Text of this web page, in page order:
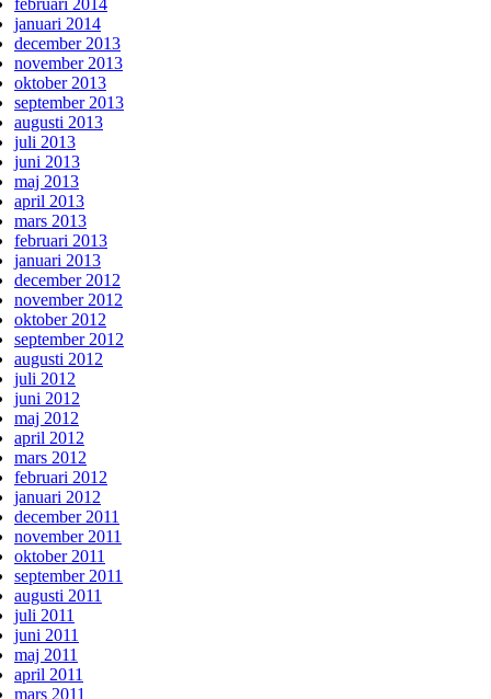
februari 2014
januari 2014
december 2013
november 2013
oktober 2013
september 2013
augusti 2013
juli 2013
juni 2013
maj 2013
april 2013
mars 2013
februari 2013
januari 2013
december 2012
november 2012
oktober 2012
september 2012
augusti 2012
juli 2012
juni 2012
maj 2012
april 2012
mars 2012
februari 2012
januari 2012
december 2011
november 2011
oktober 2011
september 2011
augusti 2011
juli 2011
juni 2011
maj 2011
april 2011
mars 2011